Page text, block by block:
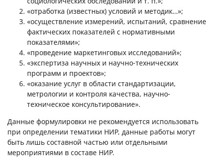
«отработка (известных) условий и методик…»;
«осуществление измерений, испытаний, сравнение
фактических показателей с нормативными
показателями»;
«проведение маркетинговых исследований»;
«экспертиза научных и научно-технических
программ и проектов»;
«оказание услуг в области стандартизации,
метрологии и контроля качества, научно-
техническое консультирование».
Данные формулировки не рекомендуется использовать
при определении тематики НИР, данные работы могут
быть лишь составной частью или отдельными
мероприятиями в составе НИР.